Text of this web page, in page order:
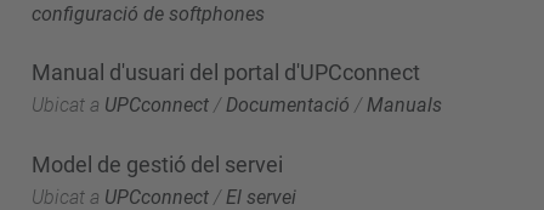
configuració de softphones
Manual d'usuari del portal d'UPCconnect
Ubicat a UPCconnect /Documentació /Manuals
Model de gestió del servei
Ubicat a UPCconnect / El servei